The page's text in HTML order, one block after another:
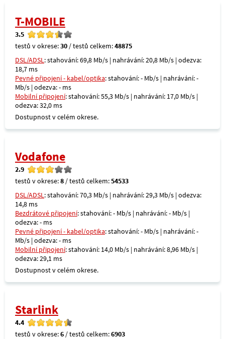
T-MOBILE
3.5
testů v okrese:30 / testů celkem:48875
DSL/ADSL: stahování: 69,8 Mb/s | nahrávání: 20,8 Mb/s | odezva:
18,7 ms
Pevné připojení - kabel/optika: stahování: - Mb/s | nahrávání: -
Mb/s | odezva: - ms
Mobilní připojení: stahování: 55,3 Mb/s | nahrávání: 17,0 Mb/s |
odezva: 32,0 ms
Dostupnost v celém okrese.
Vodafone
2.9
testů v okrese:8 / testů celkem:54533
DSL/ADSL: stahování: 70,3 Mb/s | nahrávání: 29,3 Mb/s | odezva:
14,8 ms
Bezdrátové připojení: stahování: - Mb/s | nahrávání: - Mb/s |
odezva: - ms
Pevné připojení - kabel/optika: stahování: - Mb/s | nahrávání: -
Mb/s | odezva: - ms
Mobilní připojení: stahování: 14,0 Mb/s | nahrávání: 8,96 Mb/s |
odezva: 29,1 ms
Dostupnost v celém okrese.
Starlink
4.4
testů v okrese:6 / testů celkem:6903